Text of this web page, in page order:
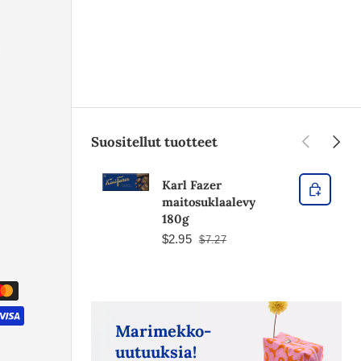
Suositellut tuotteet Edellinen
Karl Fazer
maitosuklaalevy
180g
$2.95 $7.27
Marimekko-
uutuuksia!